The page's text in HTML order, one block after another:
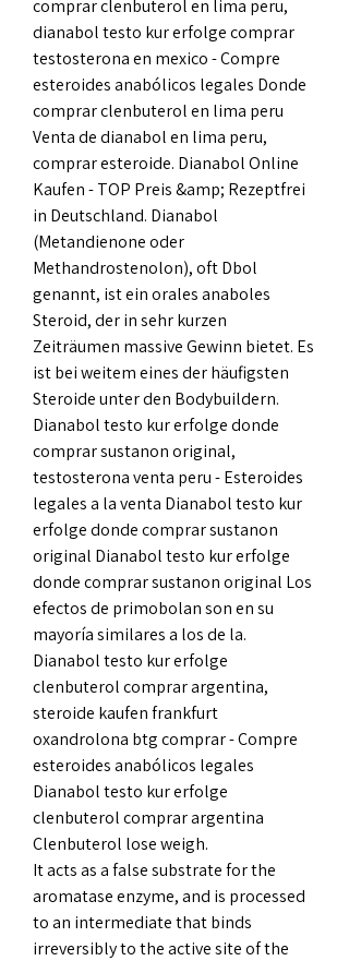
comprar clenbuterol en lima peru,
dianabol testo kur erfolge comprar
testosterona en mexico - Compre
esteroides anabólicos legales Donde
comprar clenbuterol en lima peru
Venta de dianabol en lima peru,
comprar esteroide. Dianabol Online
Kaufen - TOP Preis &amp; Rezeptfrei
in Deutschland. Dianabol
(Metandienone oder
Methandrostenolon), oft Dbol
genannt, ist ein orales anaboles
Steroid, der in sehr kurzen
Zeiträumen massive Gewinn bietet. Es
ist bei weitem eines der häufigsten
Steroide unter den Bodybuildern.
Dianabol testo kur erfolge donde
comprar sustanon original,
testosterona venta peru - Esteroides
legales a la venta Dianabol testo kur
erfolge donde comprar sustanon
original Dianabol testo kur erfolge
donde comprar sustanon original Los
efectos de primobolan son en su
mayoría similares a los de la.
Dianabol testo kur erfolge
clenbuterol comprar argentina,
steroide kaufen frankfurt
oxandrolona btg comprar - Compre
esteroides anabólicos legales
Dianabol testo kur erfolge
clenbuterol comprar argentina
Clenbuterol lose weigh.
It acts as a false substrate for the
aromatase enzyme, and is processed
to an intermediate that binds
irreversibly to the active site of the